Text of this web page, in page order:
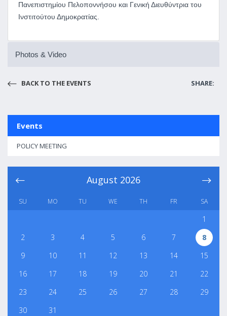
Πανεπιστημίου Πελοποννήσου και Γενική Διευθύντρια του
Ινστιτούτου Δημοκρατίας.
Photos & Video
BACK TO THE EVENTS SHARE:
Events
POLICY MEETING
August 2026
SU MO TU WE TH FR SA
1
2
3 4 5 6 7
8
9
10 11 12 13 14
15
16
17 18 19 20 21
22
23
24 25 26 27 28
29
30
31